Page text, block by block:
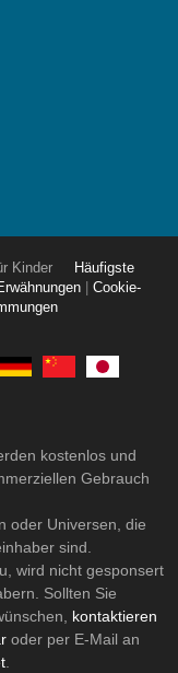
Kinder
Häufigste
Cookie-
kostenlos und
Gebrauch
oder Universen, die
sind.
wird nicht gesponsert
Sollten Sie
kontaktieren
oder per E-Mail an
.